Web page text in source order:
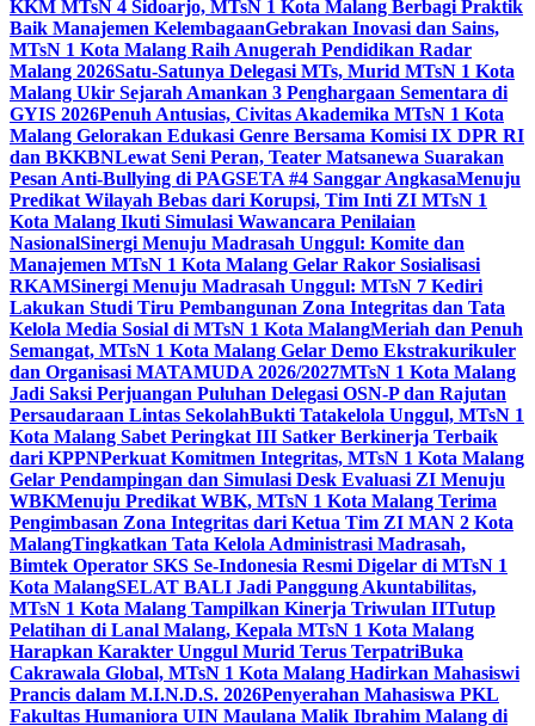
KKM MTsN 4 Sidoarjo, MTsN 1 Kota Malang Berbagi Praktik
Baik Manajemen KelembagaanGebrakan Inovasi dan Sains,
MTsN 1 Kota Malang Raih Anugerah Pendidikan Radar
Malang 2026Satu-Satunya Delegasi MTs, Murid MTsN 1 Kota
Malang Ukir Sejarah Amankan 3 Penghargaan Sementara di
GYIS 2026Penuh Antusias, Civitas Akademika MTsN 1 Kota
Malang Gelorakan Edukasi Genre Bersama Komisi IX DPR RI
dan BKKBNLewat Seni Peran, Teater Matsanewa Suarakan
Pesan Anti-Bullying di PAGSETA #4 Sanggar AngkasaMenuju
Predikat Wilayah Bebas dari Korupsi, Tim Inti ZI MTsN 1
Kota Malang Ikuti Simulasi Wawancara Penilaian
NasionalSinergi Menuju Madrasah Unggul: Komite dan
Manajemen MTsN 1 Kota Malang Gelar Rakor Sosialisasi
RKAMSinergi Menuju Madrasah Unggul: MTsN 7 Kediri
Lakukan Studi Tiru Pembangunan Zona Integritas dan Tata
Kelola Media Sosial di MTsN 1 Kota MalangMeriah dan Penuh
Semangat, MTsN 1 Kota Malang Gelar Demo Ekstrakurikuler
dan Organisasi MATAMUDA 2026/2027MTsN 1 Kota Malang
Jadi Saksi Perjuangan Puluhan Delegasi OSN-P dan Rajutan
Persaudaraan Lintas SekolahBukti Tatakelola Unggul, MTsN 1
Kota Malang Sabet Peringkat III Satker Berkinerja Terbaik
dari KPPNPerkuat Komitmen Integritas, MTsN 1 Kota Malang
Gelar Pendampingan dan Simulasi Desk Evaluasi ZI Menuju
WBKMenuju Predikat WBK, MTsN 1 Kota Malang Terima
Pengimbasan Zona Integritas dari Ketua Tim ZI MAN 2 Kota
MalangTingkatkan Tata Kelola Administrasi Madrasah,
Bimtek Operator SKS Se-Indonesia Resmi Digelar di MTsN 1
Kota MalangSELAT BALI Jadi Panggung Akuntabilitas,
MTsN 1 Kota Malang Tampilkan Kinerja Triwulan IITutup
Pelatihan di Lanal Malang, Kepala MTsN 1 Kota Malang
Harapkan Karakter Unggul Murid Terus TerpatriBuka
Cakrawala Global, MTsN 1 Kota Malang Hadirkan Mahasiswi
Prancis dalam M.I.N.D.S. 2026Penyerahan Mahasiswa PKL
Fakultas Humaniora UIN Maulana Malik Ibrahim Malang di